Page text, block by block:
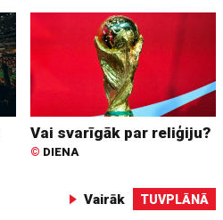
Vai svarīgāk par reliģiju?
© DIENA
Vairāk TUVPLĀNĀ